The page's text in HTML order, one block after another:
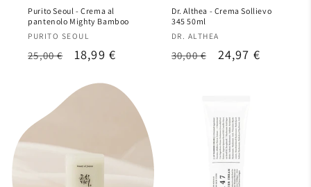
Purito Seoul - Crema al
pantenolo Mighty Bamboo
Produttore:
PURITO SEOUL
Prezzo
25,00 €
Prezzo
18,99 €
Dr. Althea - Crema Sollievo
345 50ml
Produttore:
DR. ALTHEA
Prezzo
30,00 €
Prezzo
24,97 €